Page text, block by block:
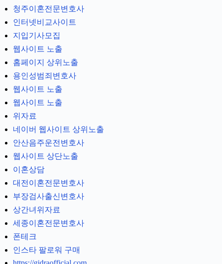
청주이혼전문변호사
인터넷비교사이트
지입기사모집
웹사이트 노출
홈페이지 상위노출
용인성범죄변호사
웹사이트 노출
웹사이트 노출
위자료
네이버 웹사이트 상위노출
안산음주운전변호사
웹사이트 상단노출
이혼상담
대전이혼전문변호사
부장검사출신변호사
상간녀위자료
세종이혼전문변호사
폰테크
인스타 팔로워 구매